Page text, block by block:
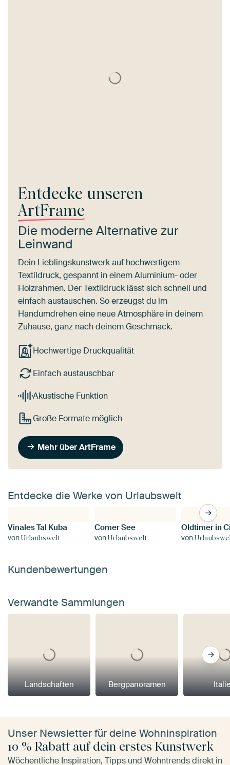
Entdecke unseren
ArtFrame
Die moderne Alternative zur
Leinwand
Dein Lieblingskunstwerk auf hochwertigem
Textildruck, gespannt in einem Aluminium- oder
Holzrahmen. Der Textildruck lässt sich schnell und
einfach austauschen. So erzeugst du im
Handumdrehen eine neue Atmosphäre in deinem
Zuhause, ganz nach deinem Geschmack.
Hochwertige Druckqualität
Einfach austauschbar
Akustische Funktion
Große Formate möglich
Mehr über ArtFrame
Entdecke die Werke von Urlaubswelt
Vinales Tal Kuba
vonUrlaubswelt
Comer See
vonUrlaubswelt von
Kundenbewertungen
Verwandte Sammlungen
Landschaften Bergpanoramen
Unser Newsletter für deine Wohninspiration
10 % Rabatt auf dein erstes Kunstwerk
Wöchentliche Inspiration, Tipps und Wohntrends direkt in